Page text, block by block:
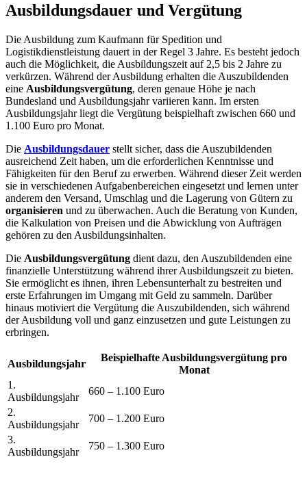
Ausbildungsdauer und Vergütung
Die Ausbildung zum Kaufmann für Spedition und
Logistikdienstleistung dauert in der Regel 3 Jahre. Es besteht jedoch
auch die Möglichkeit, die Ausbildungszeit auf 2,5 bis 2 Jahre zu
verkürzen. Während der Ausbildung erhalten die Auszubildenden
eine Ausbildungsvergütung, deren genaue Höhe je nach
Bundesland und Ausbildungsjahr variieren kann. Im ersten
Ausbildungsjahr liegt die Vergütung beispielhaft zwischen 660 und
1.100 Euro pro Monat.
Die Ausbildungsdauer stellt sicher, dass die Auszubildenden
ausreichend Zeit haben, um die erforderlichen Kenntnisse und
Fähigkeiten für den Beruf zu erwerben. Während dieser Zeit werden
sie in verschiedenen Aufgabenbereichen eingesetzt und lernen unter
anderem den Versand, Umschlag und die Lagerung von Gütern zu
organisieren und zu überwachen. Auch die Beratung von Kunden,
die Kalkulation von Preisen und die Abwicklung von Aufträgen
gehören zu den Ausbildungsinhalten.
Die Ausbildungsvergütung dient dazu, den Auszubildenden eine
finanzielle Unterstützung während ihrer Ausbildungszeit zu bieten.
Sie ermöglicht es ihnen, ihren Lebensunterhalt zu bestreiten und
erste Erfahrungen im Umgang mit Geld zu sammeln. Darüber
hinaus motiviert die Vergütung die Auszubildenden, sich während
der Ausbildung voll und ganz einzusetzen und gute Leistungen zu
erbringen.
Ausbildungsjahr
Beispielhafte Ausbildungsvergütung pro
Monat
1.
Ausbildungsjahr
660 – 1.100 Euro
2.
Ausbildungsjahr
700 – 1.200 Euro
3.
Ausbildungsjahr
750 – 1.300 Euro